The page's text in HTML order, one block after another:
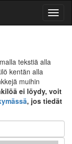
tekstiä alla
kentän alla
muihin
ei löydy, voit
, jos tiedät